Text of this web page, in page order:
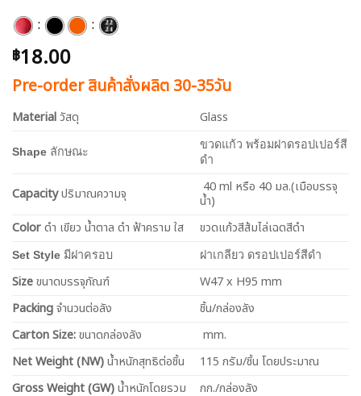
: :
฿18.00
Pre-order สินค้าสั่งผลิต 30-35วัน
Material วัสดุ Glass
Shape ลักษณะ
ขวดแก้ว พร้อมฝาดรอปเปอร์สี
ดำ
Capacityปริมาณความจุ
40 ml หรือ 40 มล.(เมือบรรจุ
น้ำ)
Colorดำ เขียว น้ำตาล ดำ ฟ้าคราม ใส ขวดแก้วสีส้มไล่เฉดสีดำ
Set Style มีฝาครอบ ฝาเกลียว ดรอปเปอร์สีดำ
Sizeขนาดบรรจุภัณฑ์
W47 x H95 mm
Packingจำนวนต่อลัง
ชิ้น/กล่องลัง
Carton Size:ขนาดกล่องลัง
mm.
NetWeight (NW)น้ำหนักสุทธิต่อชิ้น
115 กรัม/ชิ้น โดยประมาณ
Gross Weight (GW)น้ำหนักโดยรวม
กก./กล่องลัง